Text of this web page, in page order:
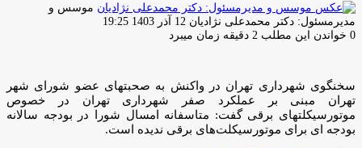
موسس و
مدیرمسئول: دکتر محمدعلی نژادیان ارسال
ایمیل
12 آذر 1403 19:25
0 خواندن این مطلب 2 دقیقه زمان میبرد
سخنگوی شهرداری تهران در واکنش به صحبتهای عضو شورای شهر
تهران مبنی بر عملکرد صفر شهرداری تهران در خصوص
موتورسیکلتهای برقی گفت: متاسفانه امسال شورا در بودجه سالانه
بودجه ای برای موتورسیکلت‌های برقی ندیده است.